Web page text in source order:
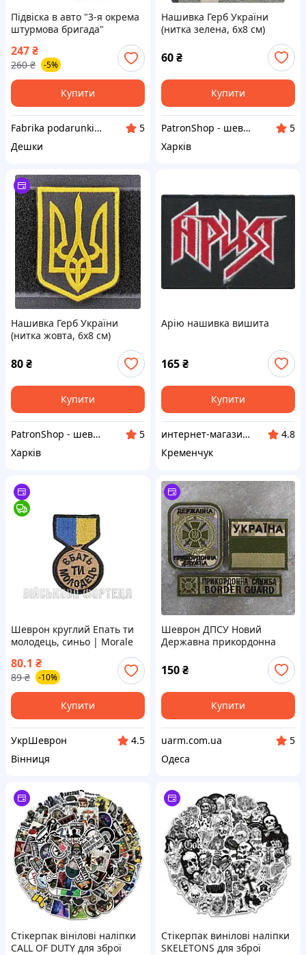
Підвіска в авто "3-я окрема
штурмова бригада"
247₴
260 ₴ -5%
Купити
Fabrika podarunkiv - Фабрика подарунків
5
Дешки
Нашивка Герб України
(нитка зелена, 6х8 см)
60₴
Купити
PatronShop - шеврони, погони та нашивки для військових та патріотів
5
Харків
Нашивка Герб України
(нитка жовта, 6х8 см)
80₴
Купити
PatronShop - шеврони, погони та нашивки для військових та патріотів
5
Харків
Арію нашивка вишита
165₴
Купити
интернет-магазин "Щаслива скарбничка"
4.8
Кременчук
Шеврон круглий Епать ти
молодець, синьо | Morale
patch | нашивка на липучці
| синій
80.1 ₴
89 ₴ -10%
Купити
УкрШеврон
4.5
Вінниця
Шеврон ДПСУ Новий
Державна прикордонна
комплект 3шт
150₴
Купити
uarm.com.ua
5
Одеса
Стікерпак вінілові наліпки
CALL OF DUTY для зброї
Стікерпак винілові наліпки
SKELETONS для зброї